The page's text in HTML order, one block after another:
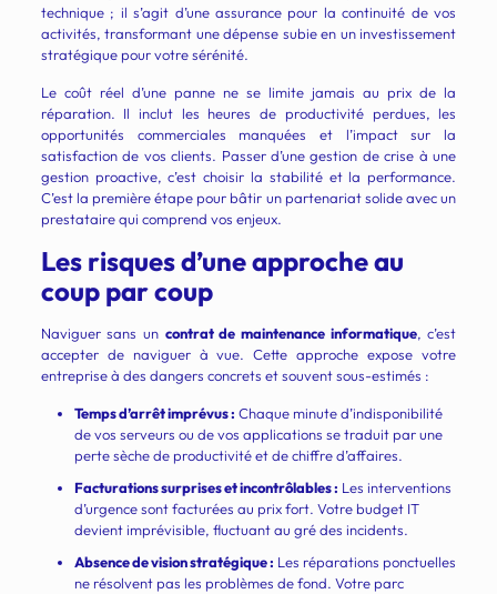
technique ; il s’agit d’une assurance pour la continuité de vos
activités, transformant une dépense subie en un investissement
stratégique pour votre sérénité.
Le coût réel d’une panne ne se limite jamais au prix de la
réparation. Il inclut les heures de productivité perdues, les
opportunités commerciales manquées et l’impact sur la
satisfaction de vos clients. Passer d’une gestion de crise à une
gestion proactive, c’est choisir la stabilité et la performance.
C’est la première étape pour bâtir un partenariat solide avec un
prestataire qui comprend vos enjeux.
Les risques d’une approche au
coup par coup
Naviguer sans un contrat de maintenance informatique, c’est
accepter de naviguer à vue. Cette approche expose votre
entreprise à des dangers concrets et souvent sous-estimés :
Temps d’arrêt imprévus : Chaque minute d’indisponibilité
de vos serveurs ou de vos applications se traduit par une
perte sèche de productivité et de chiffre d’affaires.
Facturations surprises et incontrôlables : Les interventions
d’urgence sont facturées au prix fort. Votre budget IT
devient imprévisible, fluctuant au gré des incidents.
Absence de vision stratégique : Les réparations ponctuelles
ne résolvent pas les problèmes de fond. Votre parc